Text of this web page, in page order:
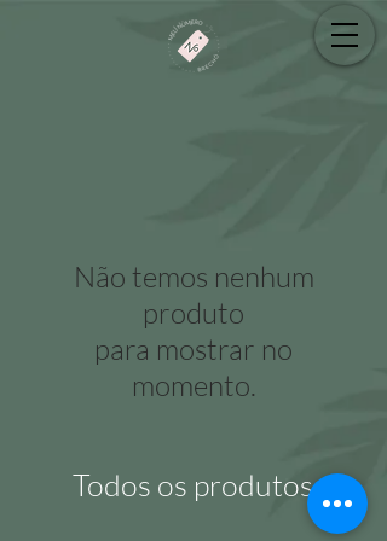
Não temos nenhum
produto
para mostrar no
momento.
Todos os produtos